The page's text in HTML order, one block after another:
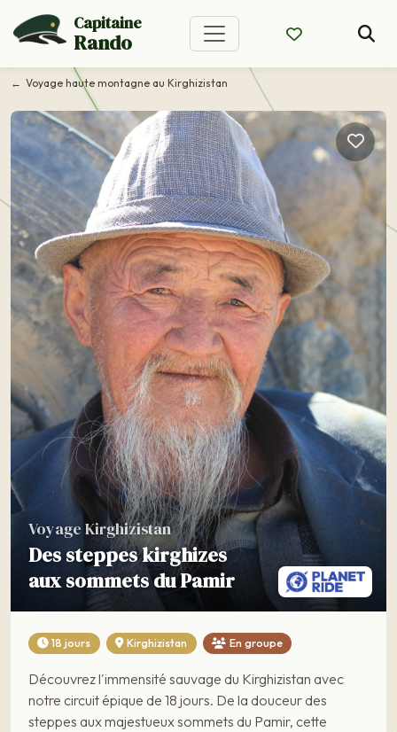
Capitaine
Rando
Voyage haute montagne au Kirghizistan
Voyage Kirghizistan
Des steppes kirghizes
aux sommets du Pamir
18 jours Kirghizistan En groupe
Découvrez l'immensité sauvage du Kirghizistan avec
notre circuit épique de 18 jours. De la douceur des
steppes aux majestueux sommets du Pamir, cette